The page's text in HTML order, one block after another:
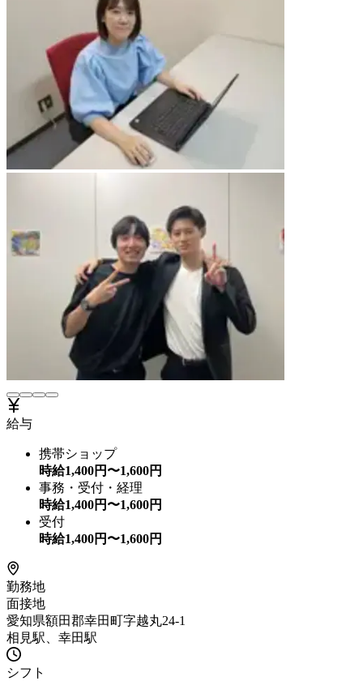
給与
携帯ショップ
時給1,400円〜1,600円
事務・受付・経理
時給1,400円〜1,600円
受付
時給1,400円〜1,600円
勤務地
面接地
愛知県額田郡幸田町字越丸24-1
相見駅、幸田駅
シフト